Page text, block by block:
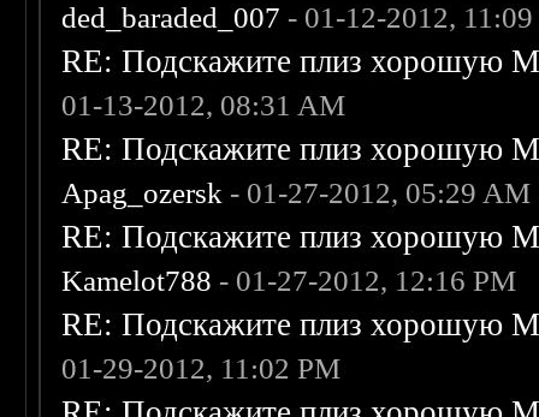
ded_baraded_007 - 01-12-2012,
RE: Подскажите плиз хорошую
01-13-2012, 08:31 AM
RE: Подскажите плиз хорошую
Apag_ozersk - 01-27-2012, 05:29 AM
RE: Подскажите плиз хорошую
Kamelot788 - 01-27-2012, 12:16 PM
RE: Подскажите плиз хорошую
01-29-2012, 11:02 PM